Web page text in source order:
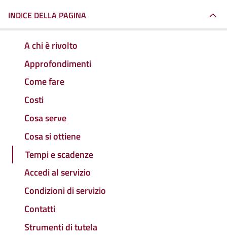
INDICE DELLA PAGINA
A chi è rivolto
Approfondimenti
Come fare
Costi
Cosa serve
Cosa si ottiene
Tempi e scadenze
Accedi al servizio
Condizioni di servizio
Contatti
Strumenti di tutela